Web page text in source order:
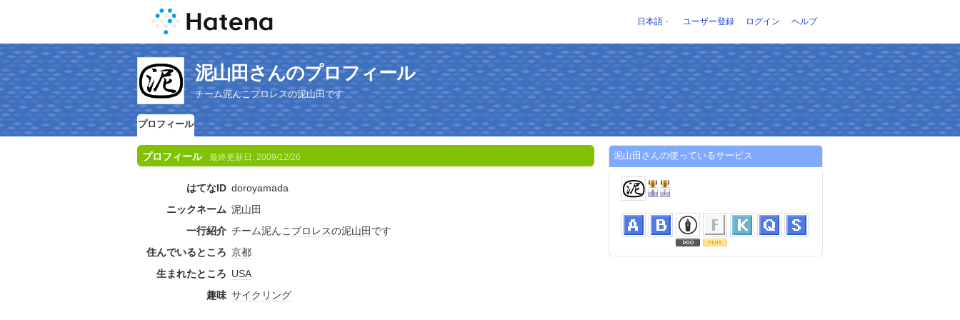
日本語 ユーザー登録 ログイン ヘルプ
泥山田さんのプロフィール
チーム泥んこプロレスの泥山田です
プロフィール
プロフィール 最終更新日: 2009/12/26
はてなID doroyamada
ニックネーム 泥山田
一行紹介 チーム泥んこ プロレスの泥山田 です
住んでいるところ 京都
生まれたところ USA
趣味 サイクリング
泥山田さんの使っているサービス